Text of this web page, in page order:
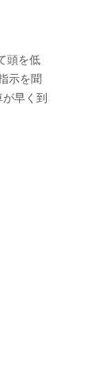
頭を低
示を聞
早く到